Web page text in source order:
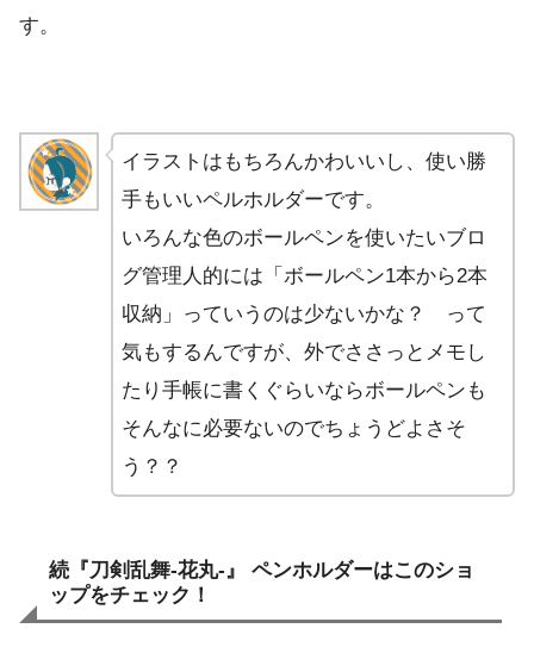
す。
イラストはもちろんかわいいし、使い勝
手もいいペルホルダーです。
いろんな色のボールペンを使いたいブロ
グ管理人的には「ボールペン1本から2本
収納」っていうのは少ないかな？ って
気もするんですが、外でささっとメモし
たり手帳に書くぐらいならボールペンも
そんなに必要ないのでちょうどよさそ
う？？
続『刀剣乱舞-花丸-』 ペンホルダーはこのショ
ップをチェック！